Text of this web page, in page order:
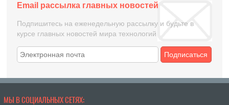
Email рассылка главных новостей
Подпишитесь на еженедельную рассылку и будьте в
курсе главных новостей мира технологий
Подписаться
МЫ В СОЦИАЛЬНЫХ СЕТЯХ: